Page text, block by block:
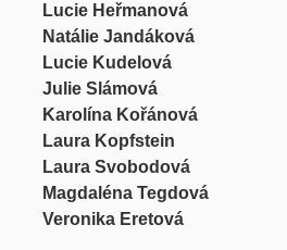
Lucie Heřmanová
Natálie Jandáková
Lucie Kudelová
Julie Slámová
Karolína Kořánová
Laura Kopfstein
Laura Svobodová
Magdaléna Tegdová
Veronika Eretová